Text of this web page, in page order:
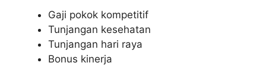
Gaji pokok kompetitif
Tunjangan kesehatan
Tunjangan hari raya
Bonus kinerja